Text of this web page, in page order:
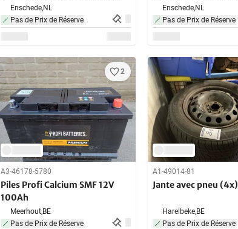
(10x)
Enschede,NL
Pas de Prix de Réserve
(10x)
Enschede,NL
Pas de Prix de Réserve
2
A3-46178-5780
Piles Profi Calcium SMF 12V
100Ah
Meerhout,BE
Pas de Prix de Réserve
A1-49014-81
Jante avec pneu (4x)
Harelbeke,BE
Pas de Prix de Réserve